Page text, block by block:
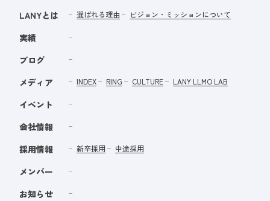
LANYとは 選ばれる理由 ビジョン・ミッションについて
実績
ブログ
メディア
INDEX RING CULTURE LANY LLMO LAB
イベント
会社情報
採用情報
新卒採用 中途採用
メンバー
お知らせ